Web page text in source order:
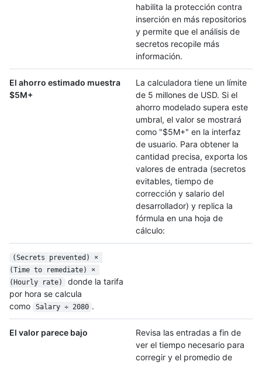
habilita la protección contra
inserción en más repositorios
y permite que el análisis de
secretos recopile más
información.
El ahorro estimado muestra
$5M+
La calculadora tiene un límite
de 5 millones de USD. Si el
ahorro modelado supera este
umbral, el valor se mostrará
como "$5M+" en la interfaz
de usuario. Para obtener la
cantidad precisa, exporta los
valores de entrada (secretos
evitables, tiempo de
corrección y salario del
desarrollador) y replica la
fórmula en una hoja de
cálculo:
(Secrets prevented) ×
(Time to remediate) ×
(Hourly rate)
donde la tarifa
por hora se calcula
como
Salary ÷ 2080 .
El valor parece bajo
Revisa las entradas a fin de
ver el tiempo necesario para
corregir y el promedio de